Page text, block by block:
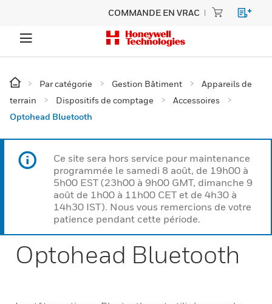
COMMANDE EN VRAC
Par catégorie Gestion Bâtiment
Appareils de
terrain
Dispositifs de comptage
Accessoires
Optohead Bluetooth
Ce site sera hors service pour maintenance
programmée le samedi 8 août, de 19h00 à
5h00 EST (23h00 à 9h00 GMT, dimanche 9
août de 1h00 à 11h00 CET et de 4h30 à
14h30 IST). Nous vous remercions de votre
patience pendant cette période.
Optohead Bluetooth